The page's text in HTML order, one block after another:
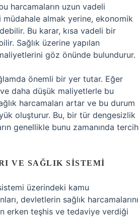
harcamaların uzun vadeli
almak yerine, ekonomik
Bu karar, kısa vadeli bir
Sağlık üzerine yapılan
göz önünde bulundurur.
önemli bir yer tutar. Eğer
daha düşük maliyetlerle bu
harcamaları artar ve bu durum
oluşturur. Bu, bir tür dengesizlik
genellikle bunu zamanında tercih
VE SAĞLIK SISTEMI
üzerindeki kamu
devletlerin sağlık harcamalarını
erken teşhis ve tedaviye verdiği